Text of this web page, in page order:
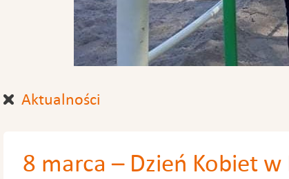
Aktualności
8 marca – Dzień Kobiet w